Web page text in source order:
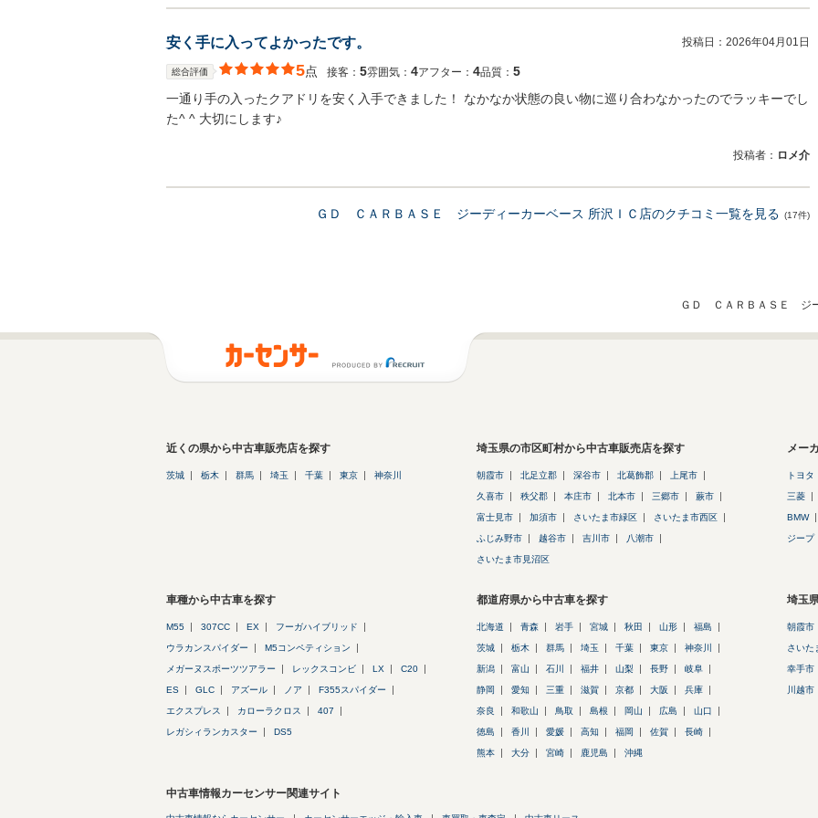
安く手に入ってよかったです。 投稿日： 2026年04月01日
総合評価 5点 接客： 5雰囲気： 4アフター： 4品質： 5
一通り手の入ったクアドリを安く入手できました！ なかなか状態の良い物に巡り合わなかったのでラッキーでし
た^ ^ 大切にします♪
投稿者： ロメ介
ＧＤ ＣＡＲＢＡＳＥ ジーディーカーベース 所沢ＩＣ店のクチコミ一覧を見る (17件)
ＧＤ ＣＡＲＢＡＳＥ ジ
近くの県から中古車販売店を探す
茨城 栃木 群馬 埼玉 千葉 東京 神奈川
埼玉県の市区町村から中古車販売店を探す
朝霞市 北足立郡 深谷市 北葛飾郡 上尾市
久喜市 秩父郡 本庄市 北本市 三郷市 蕨市
富士見市 加須市 さいたま市緑区 さいたま市西区
ふじみ野市 越谷市 吉川市 八潮市
さいたま市見沼区
メー
トヨタ
三菱
BMW
ジープ
車種から中古車を探す
M55 307CC EX フーガハイブリッド
ウラカンスパイダー M5コンペティション
メガーヌスポーツツアラー レックスコンビ LX C20
ES GLC アズール ノア F355スパイダー
エクスプレス カローラクロス 407
レガシィランカスター DS5
都道府県から中古車を探す
北海道 青森 岩手 宮城 秋田 山形 福島
茨城 栃木 群馬 埼玉 千葉 東京 神奈川
新潟 富山 石川 福井 山梨 長野 岐阜
静岡 愛知 三重 滋賀 京都 大阪 兵庫
奈良 和歌山 鳥取 島根 岡山 広島 山口
徳島 香川 愛媛 高知 福岡 佐賀 長崎
熊本 大分 宮崎 鹿児島 沖縄
埼玉
朝霞市
さいた
幸手市
川越市
中古車情報カーセンサー関連サイト